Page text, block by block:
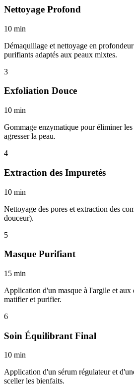
Nettoyage Profond
10 min
Démaquillage et nettoyage en
purifiants adaptés aux peaux mixtes.
3
Exfoliation Douce
10 min
Gommage enzymatique pour éliminer les
agresser la peau.
4
Extraction des Impuretés
10 min
Nettoyage des pores et extraction des
douceur).
5
Masque Purifiant
15 min
Application d'un masque à l'argile et aux
matifier et purifier.
6
Soin Équilibrant Final
10 min
Application d'un sérum régulateur et
sceller les bienfaits.